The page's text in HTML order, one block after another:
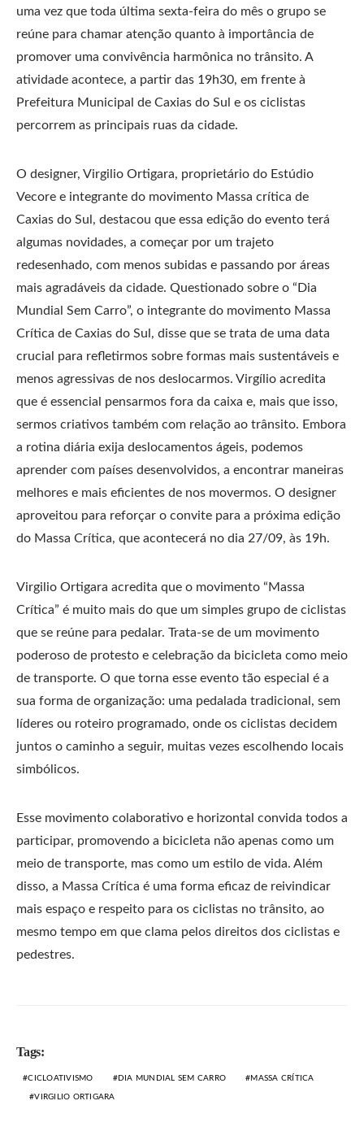
uma vez que toda última sexta-feira do mês o grupo se
reúne para chamar atenção quanto à importância de
promover uma convivência harmônica no trânsito. A
atividade acontece, a partir das 19h30, em frente à
Prefeitura Municipal de Caxias do Sul e os ciclistas
percorrem as principais ruas da cidade.
O designer, Virgilio Ortigara, proprietário do Estúdio
Vecore e integrante do movimento Massa crítica de
Caxias do Sul, destacou que essa edição do evento terá
algumas novidades, a começar por um trajeto
redesenhado, com menos subidas e passando por áreas
mais agradáveis da cidade. Questionado sobre o “Dia
Mundial Sem Carro”, o integrante do movimento Massa
Crítica de Caxias do Sul, disse que se trata de uma data
crucial para refletirmos sobre formas mais sustentáveis e
menos agressivas de nos deslocarmos. Virgílio acredita
que é essencial pensarmos fora da caixa e, mais que isso,
sermos criativos também com relação ao trânsito. Embora
a rotina diária exija deslocamentos ágeis, podemos
aprender com países desenvolvidos, a encontrar maneiras
melhores e mais eficientes de nos movermos. O designer
aproveitou para reforçar o convite para a próxima edição
do Massa Crítica, que acontecerá no dia 27/09, às 19h.
Virgilio Ortigara acredita que o movimento “Massa
Crítica” é muito mais do que um simples grupo de ciclistas
que se reúne para pedalar. Trata-se de um movimento
poderoso de protesto e celebração da bicicleta como meio
de transporte. O que torna esse evento tão especial é a
sua forma de organização: uma pedalada tradicional, sem
líderes ou roteiro programado, onde os ciclistas decidem
juntos o caminho a seguir, muitas vezes escolhendo locais
simbólicos.
Esse movimento colaborativo e horizontal convida todos a
participar, promovendo a bicicleta não apenas como um
meio de transporte, mas como um estilo de vida. Além
disso, a Massa Crítica é uma forma eficaz de reivindicar
mais espaço e respeito para os ciclistas no trânsito, ao
mesmo tempo em que clama pelos direitos dos ciclistas e
pedestres.
Tags:
CICLOATIVISMO DIA MUNDIAL SEM CARRO MASSA CRÍTICA
VIRGILIO ORTIGARA